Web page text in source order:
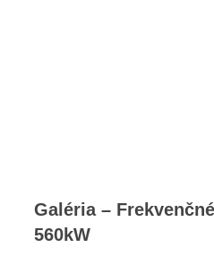
Galéria –
560kW